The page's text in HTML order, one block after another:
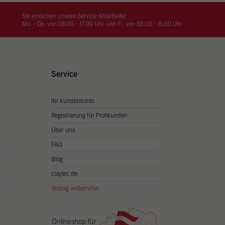
Sie erreichen unsere Service-Mitarbeiter
Mo. - Do. von 08:00 - 17:00 Uhr und Fr. von 08:00 - 15:00 Uhr
Service
Ihr Kundenkonto
Registrierung für Profikunden
Über uns
FAQ
Blog
claytec.de
Vertrag widerrufen
Sie